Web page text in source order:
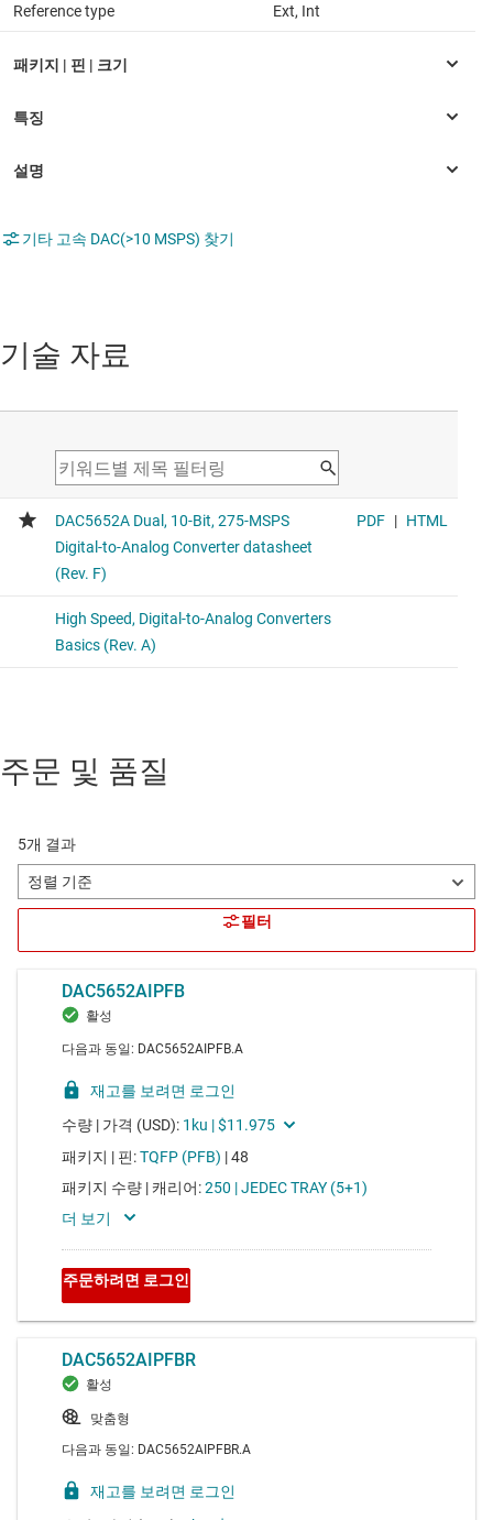
Reference type Ext, Int
기타 고속 DAC(>10 MSPS) 찾기
기술 자료
주문 및 품질